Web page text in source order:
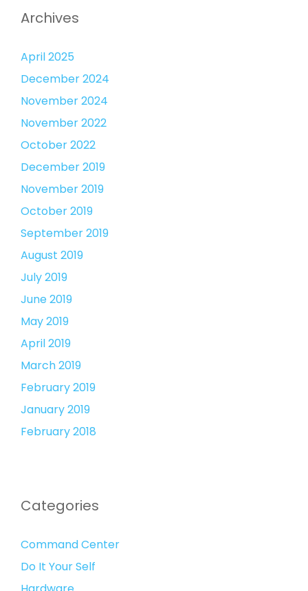
Archives
April 2025
December 2024
November 2024
November 2022
October 2022
December 2019
November 2019
October 2019
September 2019
August 2019
July 2019
June 2019
May 2019
April 2019
March 2019
February 2019
January 2019
February 2018
Categories
Command Center
Do It Your Self